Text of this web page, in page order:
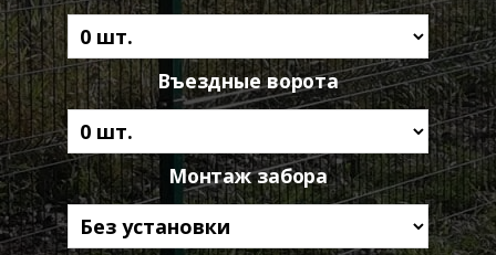
Въездные ворота
Монтаж забора